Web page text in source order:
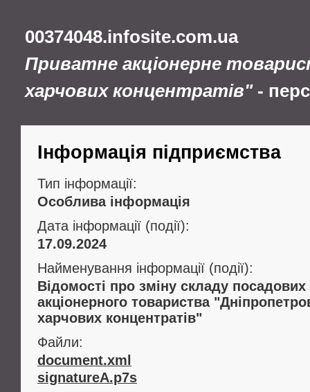
00374048.infosite.com.ua
Приватне акціонерне
харчових концентратів"-
Інформація підприємства
Тип інформації:
Особлива інформація
Дата інформації (події):
17.09.2024
Найменування інформації (події):
Відомості про зміну складу посадових
акціонерного товариства
харчових концентратів"
Файли:
document.xml
signatureA.p7s